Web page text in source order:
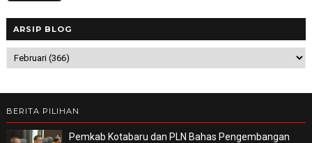
ARSIP BLOG
BERITA PILIHAN
Pemkab Kotabaru dan PLN Bahas Pengembangan